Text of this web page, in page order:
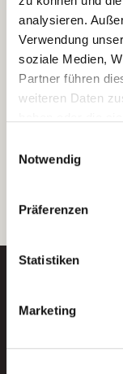
analysieren.
Verwendung
soziale Medien,
Partner führen
weiteren Daten
Wenn Sie auf
Sie der
Ihre Einwilligung
indem Sie die
unserer
Notwendig
Präferenzen
Statistiken
Marketing
GmbH, Heinrich-
(Betreiber)
verantwortliche
werden.
Diese
Weitere Details